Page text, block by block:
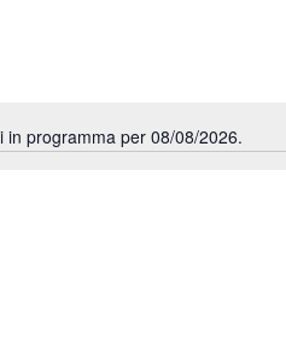
Notice
in programma per 08/08/2026.